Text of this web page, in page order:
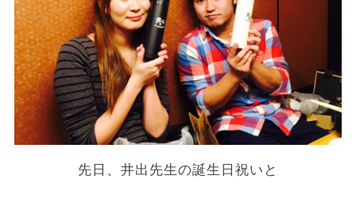
先日、井出先生の誕生日祝いと